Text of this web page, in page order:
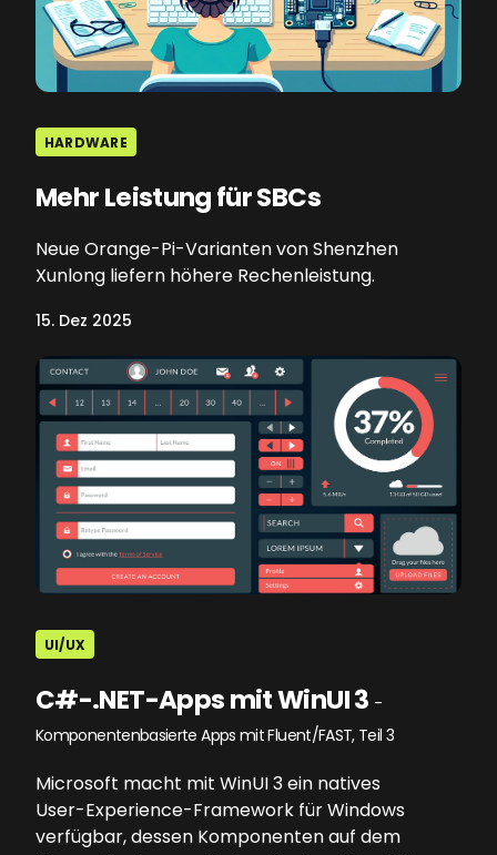
HARDWARE
Mehr Leistung für SBCs
Neue Orange-Pi-Varianten von Shenzhen
Xunlong liefern höhere Rechenleistung.
15. Dez 2025
UI/UX
C#-.NET-Apps mit WinUI 3 -
Komponentenbasierte Apps mit Fluent/FAST, Teil 3
Microsoft macht mit WinUI 3 ein natives
User-Experience-Framework für Windows
verfügbar, dessen Komponenten auf dem